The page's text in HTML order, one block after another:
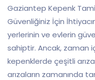
Gaziantep Kepenk
Güvenliğiniz İçin
yerlerinin ve evlerin
sahiptir. Ancak, zaman
kepenklerde çeşitli
arızaların zamanında